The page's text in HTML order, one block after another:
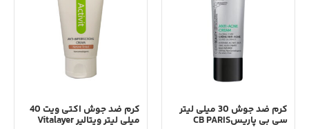
کرم ضد جوش 30 میلی لیتر
سی بی پاریسCB PARIS
کرم ضد جوش اکتی ویت 40
میلی لیتر ویتالیر Vitalayer